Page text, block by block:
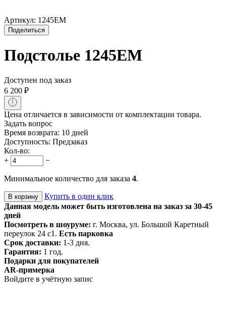
Артикул: 1245EM
Поделиться
Подстолье 1245EM
Доступен под заказ
6 200 ₽
Цена отличается в зависимости от комплектации товара.
Задать вопрос
Время возврата: 10 дней
Доступность: Предзаказ
Кол-во:
+
−
Минимальное количество для заказа 4.
В корзину
Купить в один клик
Данная модель может быть изготовлена на заказ за 30-45
дней
Посмотреть в шоуруме: г. Москва, ул. Большой Каретный
переулок 24 с1. Есть парковка
Срок доставки: 1-3 дня.
Гарантия: 1 год.
Подарки для покупателей
AR-примерка
Войдите в учётную запис